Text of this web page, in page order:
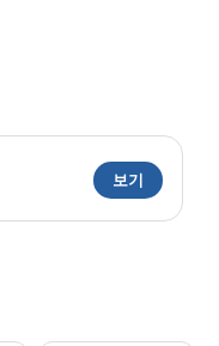
보기